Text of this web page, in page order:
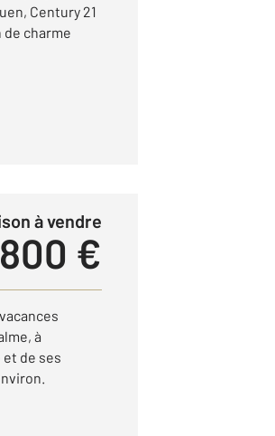
Century 21
charme
à vendre
800 €
à
de ses